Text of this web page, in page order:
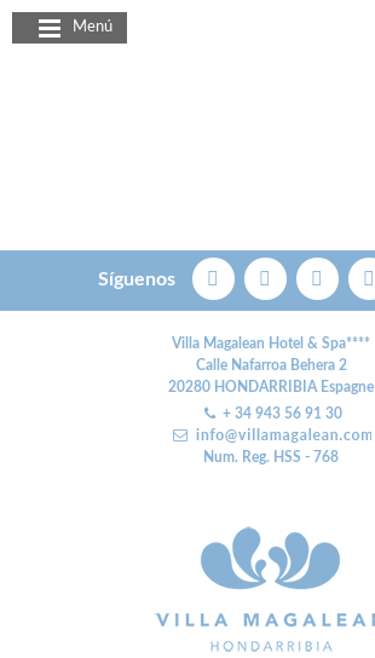
Menú
Síguenos
Villa Magalean Hotel & Spa****
Calle Nafarroa Behera 2
20280 HONDARRIBIA Espagne
+ 34 943 56 91 30
Num. Reg. HSS - 768
Panel de gestión de cookies